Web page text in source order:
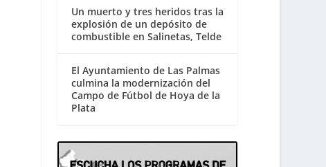
Un muerto y tres heridos tras la
explosión de un depósito de
combustible en Salinetas, Telde
El Ayuntamiento de Las Palmas
culmina la modernización del
Campo de Fútbol de Hoya de la
Plata